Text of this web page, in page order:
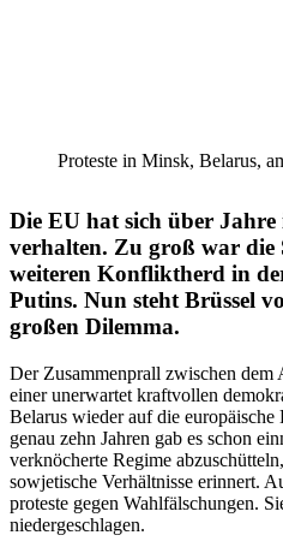
Proteste in Minsk, Belarus,
Die EU hat sich über Jahre
verhalten. Zu groß war die
weiteren Konfliktherd in
Putins. Nun steht Brüssel
großen Dilemma.
Der Zusam­men­prall zwischen dem
einer unerwartet kraft­vollen
Belarus wieder auf die
genau zehn Jahren gab es schon
verknö­cherte Regime
sowje­tische Verhält­nisse erinnert.
pro­teste gegen Wahlfäl­schungen.
niedergeschlagen.